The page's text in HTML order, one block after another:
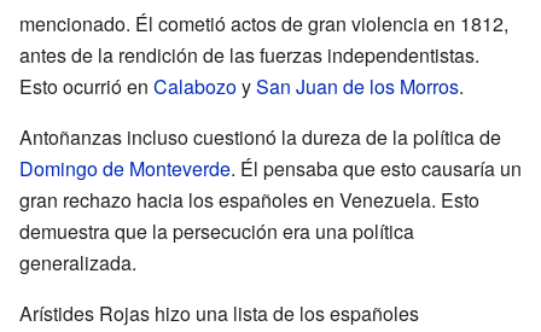
mencionado. Él cometió actos de gran violencia en 1812,
antes de la rendición de las fuerzas independentistas.
Esto ocurrió en CalabozoySan Juan de los Morros.
Antoñanzas incluso cuestionó la dureza de la política de
Domingo de Monteverde. Él pensaba que esto causaría un
gran rechazo hacia los españoles en Venezuela. Esto
demuestra que la persecución era una política
generalizada.
Arístides Rojas hizo una lista de los españoles